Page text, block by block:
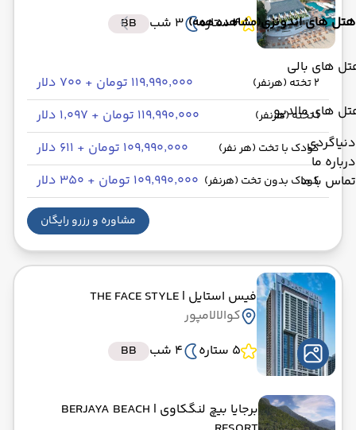
هتل های اندونزی(مشاهده همه)
های بالی
های مالدیو
دنیاگردی
درباره ما
تماس با ما
4 ستاره
3 شب BB
2 تخته (هرنفر) ۱۱۹٬۹۹۰٬۰۰۰ تومان + ۷۰۰ دلار
1 تخته (هرنفر) ۱۱۹٬۹۹۰٬۰۰۰ تومان + ۱٬۰۹۷ دلار
کودک با تخت (هر نفر) ۱۰۹٬۹۹۰٬۰۰۰ تومان + ۶۱۱ دلار
کودک بدون تخت (هرنفر) ۱۰۹٬۹۹۰٬۰۰۰ تومان + ۳۵۰ دلار
مشاوره و رزرو رایگان
فیس استایل | THE FACE STYLE
کوالالامپور
5 ستاره
4 شب BB
برجایا بیچ لنگکاوی | BERJAYA BEACH